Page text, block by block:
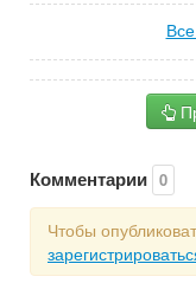
Комментарии 0
Чтобы